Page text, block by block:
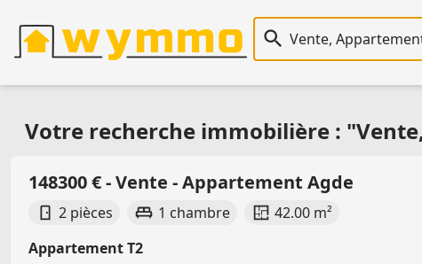
Recherche immobilière
Votre recherche immobilière :
148300 € - Vente - Appartement Agde
2 pièces 1 chambre
42.00 m²
Appartement T2